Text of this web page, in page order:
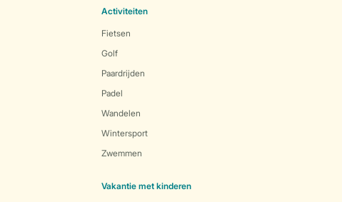
Activiteiten
Fietsen
Golf
Paardrijden
Padel
Wandelen
Wintersport
Zwemmen
Vakantie met kinderen